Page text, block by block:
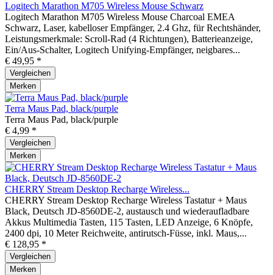
Logitech Marathon M705 Wireless Mouse Schwarz
Logitech Marathon M705 Wireless Mouse Charcoal EMEA
Schwarz, Laser, kabelloser Empfänger, 2.4 Ghz, für Rechtshänder,
Leistungsmerkmale: Scroll-Rad (4 Richtungen), Batterieanzeige,
Ein/Aus-Schalter, Logitech Unifying-Empfänger, neigbares...
€ 49,95 *
Vergleichen
Merken
Terra Maus Pad, black/purple
Terra Maus Pad, black/purple
€ 4,99 *
Vergleichen
Merken
CHERRY Stream Desktop Recharge Wireless...
CHERRY Stream Desktop Recharge Wireless Tastatur + Maus
Black, Deutsch JD-8560DE-2, austausch und wiederaufladbare
Akkus Multimedia Tasten, 115 Tasten, LED Anzeige, 6 Knöpfe,
2400 dpi, 10 Meter Reichweite, antirutsch-Füsse, inkl. Maus,...
€ 128,95 *
Vergleichen
Merken